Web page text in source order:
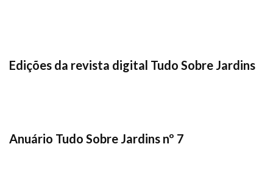
Edições da revista digital Tudo Sobre Jardins
Anuário Tudo Sobre Jardins nº 7